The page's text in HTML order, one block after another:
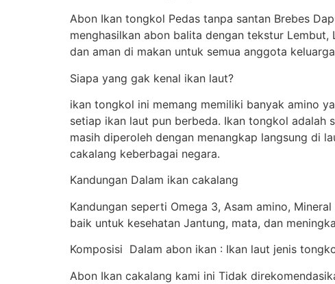
Abon Ikan tongkol Pedas tanpa santan Brebes
menghasilkan abon balita dengan tekstur
dan aman di makan untuk semua anggota
Siapa yang gak kenal ikan laut?
ikan tongkol ini memang memiliki banyak amino
setiap ikan laut pun berbeda. Ikan tongkol adalah
masih diperoleh dengan menangkap langsung di
cakalang keberbagai negara.
Kandungan Dalam ikan cakalang
Kandungan seperti Omega 3, Asam amino,
baik untuk kesehatan Jantung, mata, dan
Komposisi Dalam abon ikan : Ikan laut jenis
Abon Ikan cakalang kami ini Tidak